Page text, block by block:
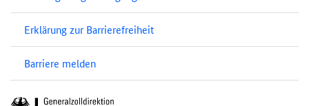
Erklärung zur Barrierefreiheit
Barriere melden